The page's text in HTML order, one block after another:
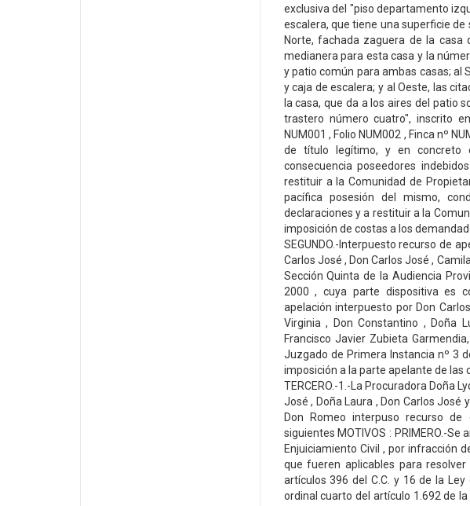
exclusiva del "piso departamento
escalera, que tiene una superficie
Norte, fachada zaguera de la casa
medianera para esta casa y la
y patio común para ambas casas; al
y caja de escalera; y al Oeste, las
la casa, que da a los aires del patio
trastero número cuatro", inscrito
NUM001 , Folio NUM002 , Finca nº
de título legítimo, y en concreto
consecuencia poseedores
restituir a la Comunidad de
pacífica posesión del mismo,
declaraciones y a restituir a la
imposición de costas a los
SEGUNDO.-Interpuesto recurso de
Carlos José , Don Carlos José ,
Sección Quinta de la Audiencia
2000 , cuya parte dispositiva es
apelación interpuesto por Don
Virginia , Don Constantino , Doña
Francisco Javier Zubieta
Juzgado de Primera Instancia nº 3
imposición a la parte apelante de las
TERCERO.-1.-La Procuradora Doña
José , Doña Laura , Don Carlos José
Don Romeo interpuso recurso
siguientes MOTIVOS : PRIMERO.-
Enjuiciamiento Civil , por infracción
que fueren aplicables para
artículos 396 del C.C. y 16 de la Ley
ordinal cuarto del artículo 1.692 de